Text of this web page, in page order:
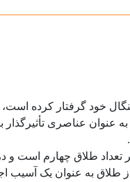
خود گرفتار کرده است،
عنوان عناصری
.
تعداد طلاق چهارم است
به عنوان يک آسيب